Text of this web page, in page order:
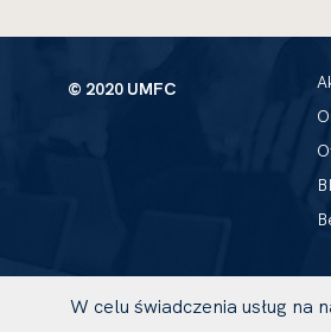
© 2020 UMFC
W celu świadczenia usług na